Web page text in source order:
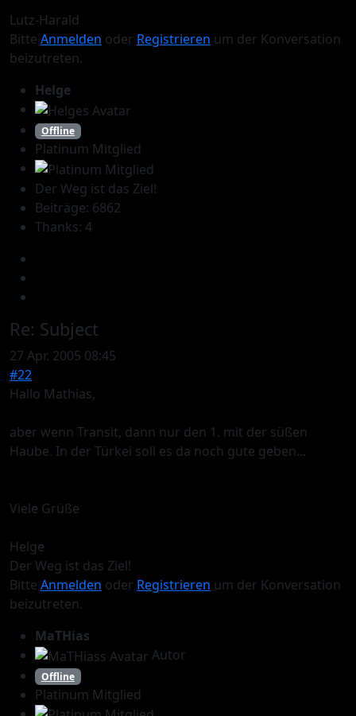
Lutz-Harald
Bitte Anmelden oder Registrieren um der Konversation
beizutreten.
Helge
Offline
Platinum Mitglied
Der Weg ist das Ziel!
Beiträge: 6862
Thanks: 4
Re: Subject
27 Apr. 2005 08:45
#22
Hallo Mathias,
aber wenn Transit, dann nur den 1. mit der süßen
Haube. In der Türkei soll es da noch gute geben...
Viele Grüße
Helge
Der Weg ist das Ziel!
Bitte Anmelden oder Registrieren um der Konversation
beizutreten.
MaTHias
Autor
Offline
Platinum Mitglied